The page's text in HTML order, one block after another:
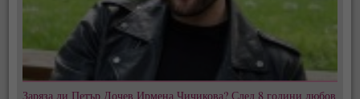
Заряза ли Петър Дочев Ирмена Чичикова? След 8 години любов